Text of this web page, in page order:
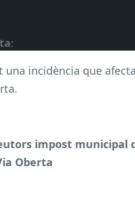
:
una incidència que
impost municipal
Oberta